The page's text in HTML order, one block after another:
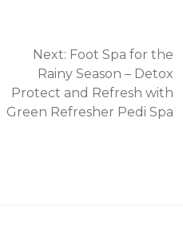
Next: Foot Spa for the
Rainy Season – Detox
Protect and Refresh with
Green Refresher Pedi Spa